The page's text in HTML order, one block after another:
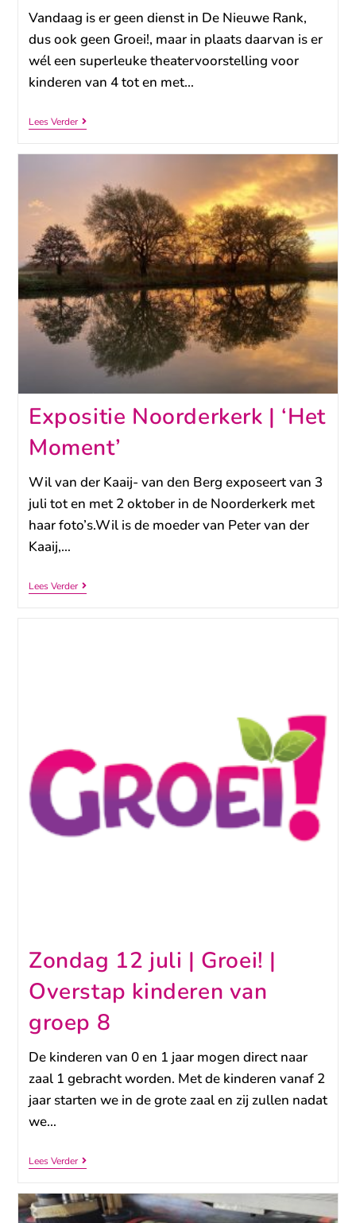
Vandaag is er geen dienst in De Nieuwe Rank,
dus ook geen Groei!, maar in plaats daarvan is er
wél een superleuke theatervoorstelling voor
kinderen van 4 tot en met…
Lees Verder
Expositie Noorderkerk | ‘Het
Moment’
Wil van der Kaaij- van den Berg exposeert van 3
juli tot en met 2 oktober in de Noorderkerk met
haar foto’s.Wil is de moeder van Peter van der
Kaaij,…
Lees Verder
Zondag 12 juli | Groei! |
Overstap kinderen van
groep 8
De kinderen van 0 en 1 jaar mogen direct naar
zaal 1 gebracht worden. Met de kinderen vanaf 2
jaar starten we in de grote zaal en zij zullen nadat
we…
Lees Verder